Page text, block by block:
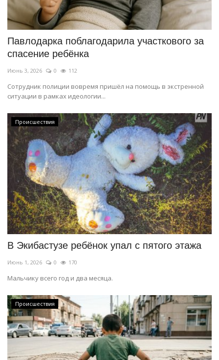
Павлодарка поблагодарила участкового за
спасение ребёнка
Июнь 3, 2026 0 112
Сотрудник полиции вовремя пришёл на помощь в экстренной
ситуации в рамках идеологии...
Происшествия
В Экибастузе ребёнок упал с пятого этажа
Июнь 1, 2026 0 170
Мальчику всего год и два месяца.
Происшествия